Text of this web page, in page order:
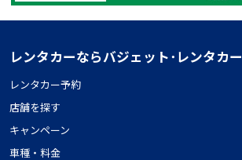
レンタカーならバジェット･レンタカー
レンタカー予約
店舗を探す
キャンペーン
車種・料金